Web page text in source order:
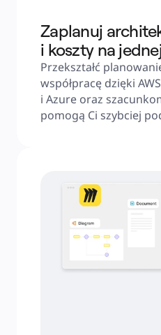
Zaplanuj
i koszty na
Przekształć
współpracę dzięki
i Azure oraz
pomogą Ci szybciej